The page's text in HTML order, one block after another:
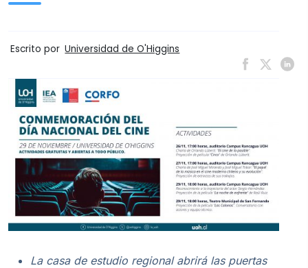
Escrito por Universidad de O'Higgins
La casa de estudio regional abrirá las puertas